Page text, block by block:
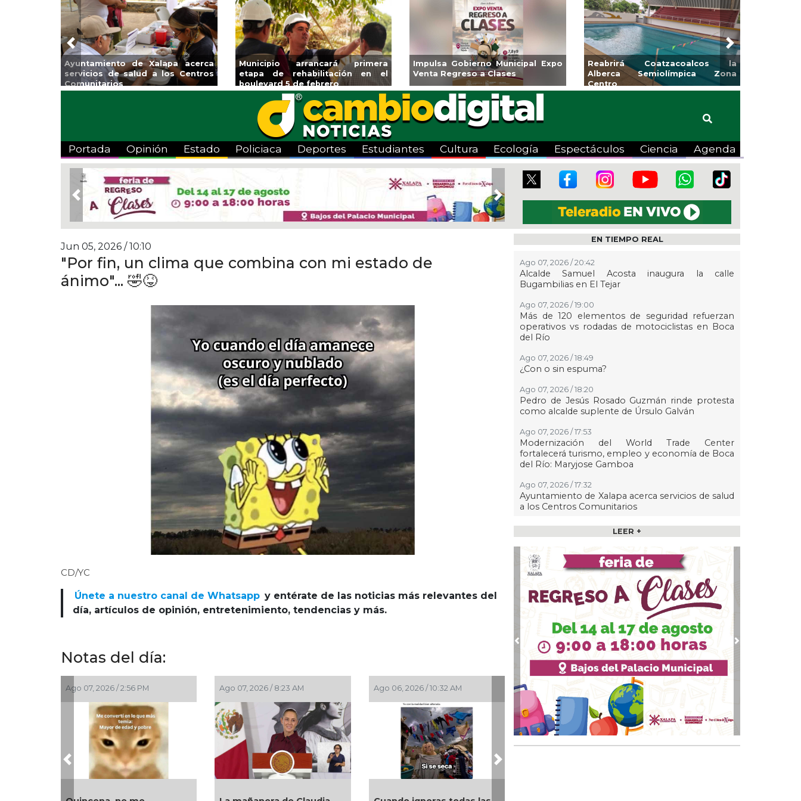
Ayuntamiento de Xalapa acerca
servicios de salud a los Centros
Comunitarios
Municipio arrancará primera
etapa de rehabilitación en el
boulevard 5 de febrero
Impulsa Gobierno Municipal Expo
Venta Regreso a Clases
Reabrirá Coatzacoalcos la
Alberca Semiolímpica Zona
Centro
Previous Next
Portada Opinión Estado Policiaca Deportes Estudiantes Cultura Ecología Espectáculos Ciencia Agenda
Previous Next
Jun 05, 2026 / 10:10
"Por fin, un clima que combina con mi estado de
ánimo"... 🤣😝
CD/YC
Únete a nuestro canal de Whatsapp y entérate de las noticias más relevantes del
día, artículos de opinión, entretenimiento, tendencias y más.
Notas del día:
Ago 07, 2026 / 2:56 PM Ago 07, 2026 / 8:23 AM Ago 06, 2026 / 10:32 AM
Previous Next
EN TIEMPO REAL
Ago 07, 2026 / 20:42
Alcalde Samuel Acosta inaugura la calle
Bugambilias en El Tejar
Ago 07, 2026 / 19:00
Más de 120 elementos de seguridad refuerzan
operativos vs rodadas de motociclistas en Boca
del Río
Ago 07, 2026 / 18:49
¿Con o sin espuma?
Ago 07, 2026 / 18:20
Pedro de Jesús Rosado Guzmán rinde protesta
como alcalde suplente de Úrsulo Galván
Ago 07, 2026 / 17:53
Modernización del World Trade Center
fortalecerá turismo, empleo y economía de Boca
del Río: Maryjose Gamboa
Ago 07, 2026 / 17:32
Ayuntamiento de Xalapa acerca servicios de salud
a los Centros Comunitarios
Ago 07, 2026 / 17:15
Ayuntamiento e ICATVER fortalecen capacitación
laboral en beneficio de las y los sanandrescanos
Ago 07, 2026 / 14:56
Quincena, no me abandones.... 😝😜🤣
Ago 07, 2026 / 14:47
Generar empleo y bienestar, prioridad para el
Gobierno de San Andrés Tuxtla: Rafa Fararoni
Ago 07, 2026 / 14:39
Hallan con vida a pescador desaparecido desde el
23 de julio en Uxpanapa
Ago 07, 2026 / 14:22
Resalta Pedro Miguel pensamiento de Diego
Ruzzarín y agradece respaldo de Rocío Nahle al
Festival del Mar
Impulsa Ayuntamiento de Veracruz cultura de la
LEER +
Previous Next